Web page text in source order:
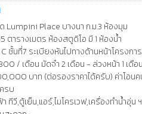
Lumpini Place บางนา ก.ม.3 ห้องมุม
ตารางเมตร ห้องสตูดิโอ มี 1 ห้องน้ำ
ชั้นที่7 ระเบียงหันไปทางด้านหน้าโครงการ
/ เดือน มัดจำ 2 เดือน - ล่วงหน้า 1 เดือน
บาท (ต่อรองราคาได้ครับ) ค่าโอน
รบ
ทีวี,ตู้เย็น,แอร์,ไมโครเวฟ,เครื่องทำน้ำอุ่น ฯ